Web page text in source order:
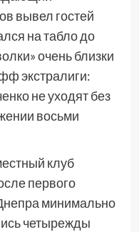
вывел гостей
на табло до
очень близки
экстралиги:
не уходят без
восьми
клуб
первого
минимально
четырежды